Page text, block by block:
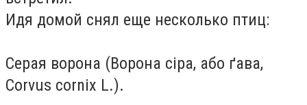
Идя домой снял еще несколько птиц:
Серая ворона (Ворона сіра, або ґава,
Corvus cornix L.).